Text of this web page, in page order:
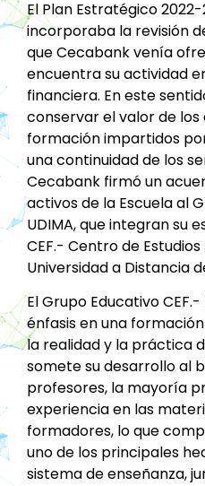
El Plan Estratégico
incorporaba la revisión
que Cecabank venía
encuentra su actividad
financiera. En este
conservar el valor de
formación impartidos
una continuidad de los
Cecabank firmó un
activos de la Escuela al
UDIMA, que integran su
CEF.- Centro de
Universidad a Distancia
El Grupo Educativo
énfasis en una
la realidad y la práctica
somete su desarrollo al
profesores, la mayoría
experiencia en las
formadores, lo que
uno de los principales
sistema de enseñanza,